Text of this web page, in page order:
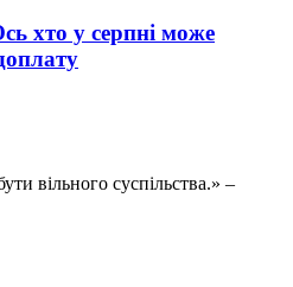
хто у серпні може
вільного суспільства.» –